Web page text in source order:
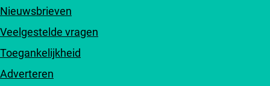
Nieuwsbrieven
Veelgestelde vragen
Toegankelijkheid
Adverteren